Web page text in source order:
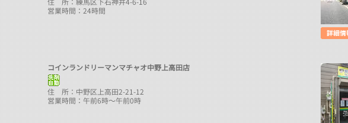
住 所：練馬区下石神井4-6-16
営業時間：24時間
コインランドリーマンマチャオ中野上高田店
住 所：中野区上高田2-21-12
営業時間：午前6時～午前0時